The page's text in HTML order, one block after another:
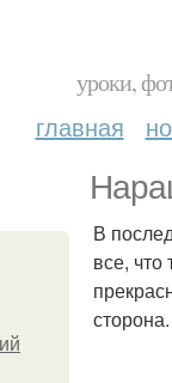
уроки,
главная
В
все,